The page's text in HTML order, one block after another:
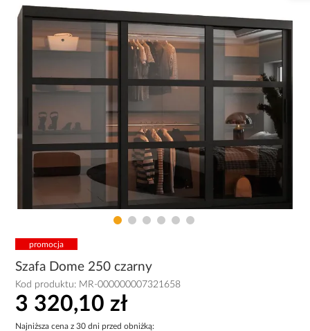
promocja
Szafa Dome 250 czarny
Kod produktu: MR-000000007321658
3 320,10 zł
Najniższa cena z 30 dni przed obniżką: